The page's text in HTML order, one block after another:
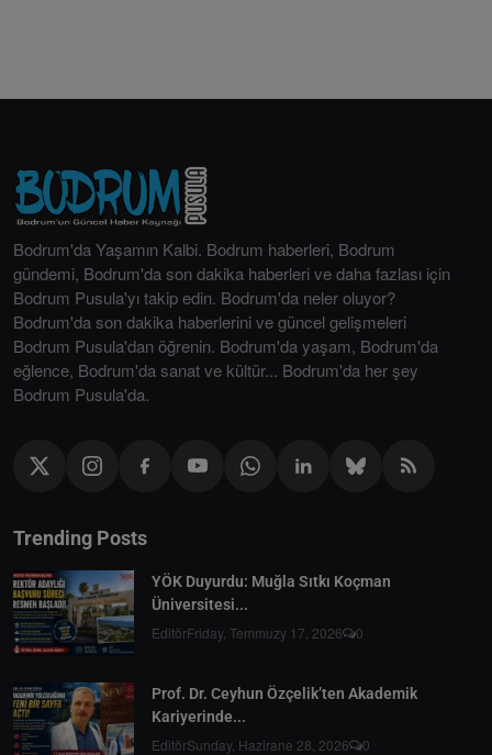
Bodrum'da Yaşamın Kalbi. Bodrum haberleri, Bodrum
gündemi, Bodrum'da son dakika haberleri ve daha fazlası için
Bodrum Pusula'yı takip edin. Bodrum'da neler oluyor?
Bodrum'da son dakika haberlerini ve güncel gelişmeleri
Bodrum Pusula'dan öğrenin. Bodrum'da yaşam, Bodrum'da
eğlence, Bodrum'da sanat ve kültür... Bodrum'da her şey
Bodrum Pusula'da.
Trending Posts
YÖK Duyurdu: Muğla Sıtkı Koçman
Üniversitesi...
EditörFriday, Temmuzy 17, 2026 0
Prof. Dr. Ceyhun Özçelik’ten Akademik
Kariyerinde...
EditörSunday, Hazirane 28, 2026 0